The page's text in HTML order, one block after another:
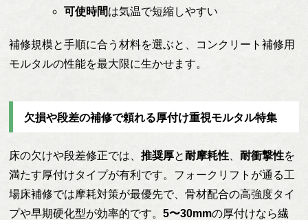
可使時間は気温で短縮しやすい
補修規模と手順に合う材料を選ぶと、コンクリート補修用
モルタルの性能を最大限に生かせます。
欠損や段差の補修で頼れる厚付け重視モルタル特集
床の欠けや段差修正では、推奨厚と耐摩耗性 、耐衝撃性を
満たす厚付けタイプが有利です。フォークリフトが通る工
場床補修では摩耗対策が最優先で、骨材配合の高強度タイ
プや早期硬化型が効率的です。5〜30mmの厚付けなら繊